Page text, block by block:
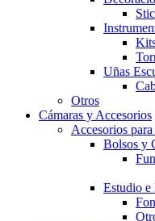
Uñas
Otros
Cámaras y Accesorios
Accesorios para
Bolsos y
Estudio e